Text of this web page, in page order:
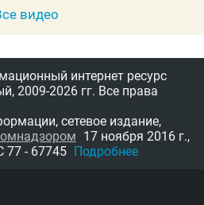
видео
интернет ресурс
2009-2026 гг. Все права
сетевое издание,
17 ноября 2016 г.,
- 67745 Подробнее